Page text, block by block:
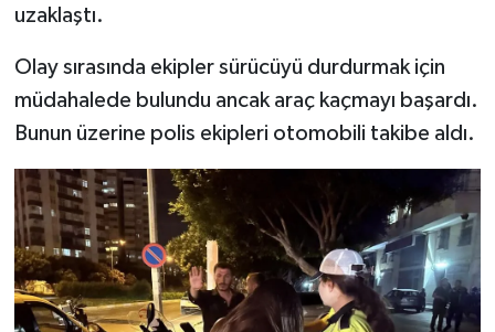
uzaklaştı.
Olay sırasında ekipler sürücüyü durdurmak için
müdahalede bulundu ancak araç kaçmayı başardı.
Bunun üzerine polis ekipleri otomobili takibe aldı.